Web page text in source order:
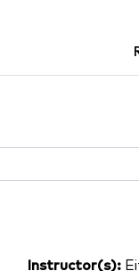
Instructor(s):